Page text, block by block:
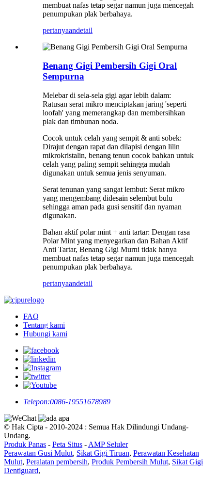
membuat nafas tetap segar namun juga mencegah
penumpukan plak berbahaya.
pertanyaandetail
Benang Gigi Pembersih Gigi Oral
Sempurna
Melebar di sela-sela gigi agar lebih dalam:
Ratusan serat mikro menciptakan jaring 'seperti
loofah' yang memerangkap dan membersihkan
plak dan timbunan noda.
Cocok untuk celah yang sempit & anti sobek:
Dirajut dengan rapat dan dilapisi dengan lilin
mikrokristalin, benang tenun cocok bahkan untuk
celah yang paling sempit sehingga mudah
digunakan untuk semua jenis senyuman.
Serat tenunan yang sangat lembut: Serat mikro
yang mengembang didesain selembut bulu
sehingga aman pada gusi sensitif dan nyaman
digunakan.
Bahan aktif polar mint + anti tartar: Dengan rasa
Polar Mint yang menyegarkan dan Bahan Aktif
Anti Tartar, Benang Gigi Murni tidak hanya
membuat nafas tetap segar namun juga mencegah
penumpukan plak berbahaya.
pertanyaandetail
FAQ
Tentang kami
Hubungi kami
Telepon:0086-19551678989
© Hak Cipta - 2010-2024 : Semua Hak Dilindungi Undang-
Undang.
Produk Panas - Peta Situs - AMP Seluler
Perawatan Gusi Mulut, Sikat Gigi Tiruan, Perawatan Kesehatan
Mulut, Peralatan pembersih, Produk Pembersih Mulut, Sikat Gigi
Dentiguard,